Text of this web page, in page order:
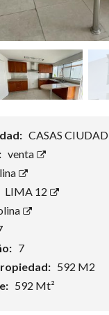
CASAS CIUDAD
venta
LIMA 12
7
592 M2
592 Mt²